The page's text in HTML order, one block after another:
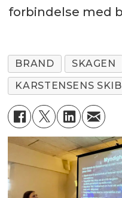
forbindelse med
BRAND SKAGEN
KARSTENSENS